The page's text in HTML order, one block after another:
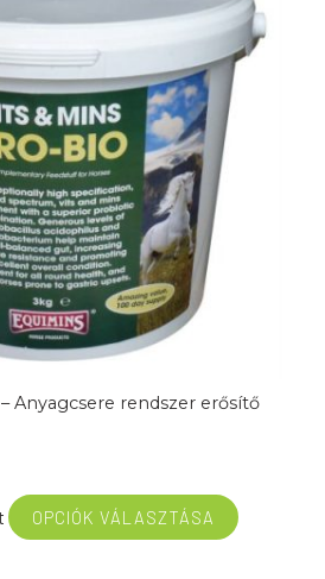
Anyagcsere rendszer erősítő
Ártartomány:
25.800 Ft
OPCIÓK VÁLASZTÁSA